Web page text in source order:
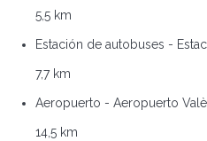
5,5 km
Estación de autobuses -
7,7 km
Aeropuerto - Aeropuerto
14,5 km